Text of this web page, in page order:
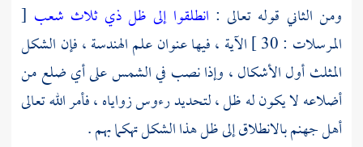
ومن الثاني قوله تعالى : انطلقوا إلى ظل ذي ثلاث شعب [
المرسلات : 30 ] الآية ، فيها عنوان علم الهندسة ، فإن الشكل
المثلث أول الأشكال ، وإذا نصب في الشمس على أي ضلع من
أضلاعه لا يكون له ظل ، لتحديد رءوس زواياه ، فأمر الله تعالى
أهل جهنم بالانطلاق إلى ظل هذا الشكل تهكما بهم .